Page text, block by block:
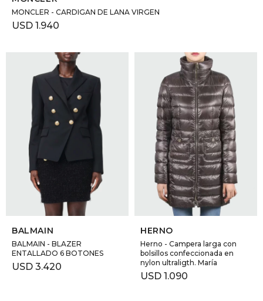
MONCLER - CARDIGAN DE LANA VIRGEN
USD 1.940
SELECCIONAR TALLE
BALMAIN
BALMAIN - BLAZER
ENTALLADO 6 BOTONES
USD 3.420
SELECCIONAR TALLE
HERNO
Herno - Campera larga con
bolsillos confeccionada en
nylon ultraligth. María
USD 1.090